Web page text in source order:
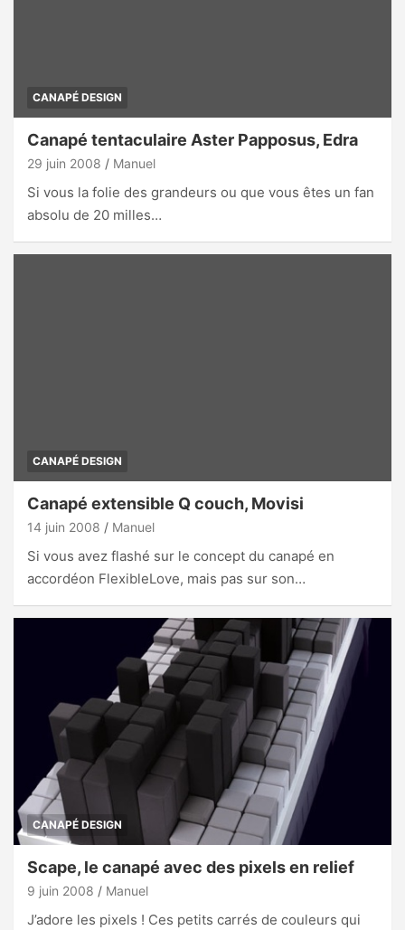
CANAPÉ DESIGN
Canapé tentaculaire Aster Papposus, Edra
29 juin 2008 Manuel
Si vous la folie des grandeurs ou que vous êtes un fan
absolu de 20 milles…
CANAPÉ DESIGN
Canapé extensible Q couch, Movisi
14 juin 2008 Manuel
Si vous avez flashé sur le concept du canapé en
accordéon FlexibleLove, mais pas sur son…
CANAPÉ DESIGN
Scape, le canapé avec des pixels en relief
9 juin 2008 Manuel
J’adore les pixels ! Ces petits carrés de couleurs qui